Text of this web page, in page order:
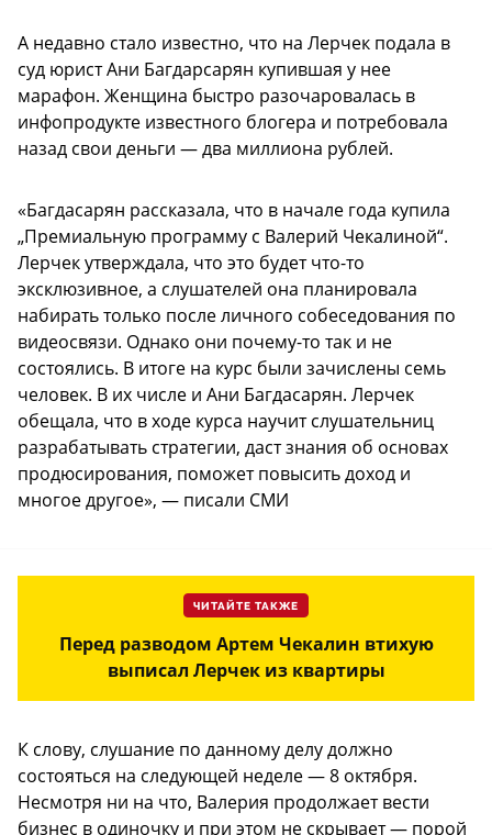
А недавно стало известно, что на Лерчек подала в
суд юрист Ани Багдарсарян купившая у нее
марафон. Женщина быстро разочаровалась в
инфопродукте известного блогера и потребовала
назад свои деньги — два миллиона рублей.
«Багдасарян рассказала, что в начале года купила
„Премиальную программу с Валерий Чекалиной“.
Лерчек утверждала, что это будет что-то
эксклюзивное, а слушателей она планировала
набирать только после личного собеседования по
видеосвязи. Однако они почему-то так и не
состоялись. В итоге на курс были зачислены семь
человек. В их числе и Ани Багдасарян. Лерчек
обещала, что в ходе курса научит слушательниц
разрабатывать стратегии, даст знания об основах
продюсирования, поможет повысить доход и
многое другое», — писали СМИ
ЧИТАЙТЕ ТАКЖЕ
Перед разводом Артем Чекалин втихую
выписал Лерчек из квартиры
К слову, слушание по данному делу должно
состояться на следующей неделе — 8 октября.
Несмотря ни на что, Валерия продолжает вести
бизнес в одиночку и при этом не скрывает — порой